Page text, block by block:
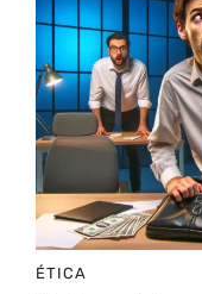
ÉTICA